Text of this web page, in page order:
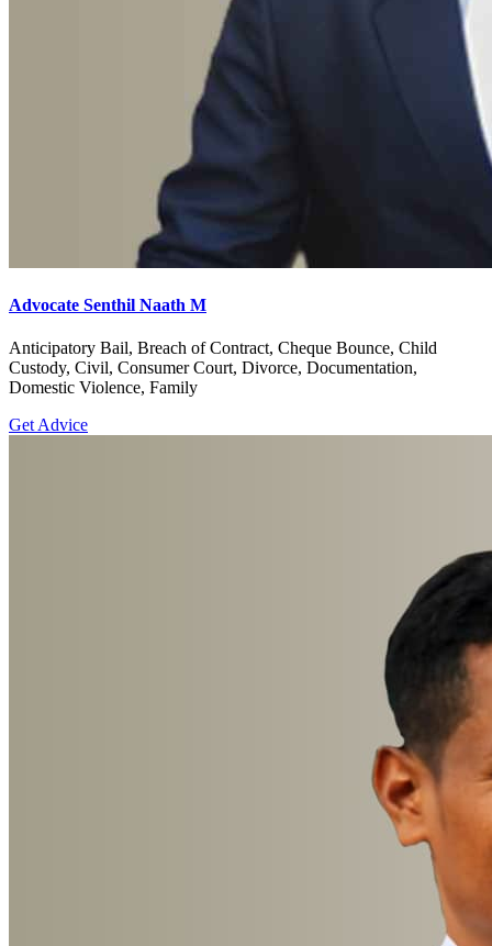
Advocate Senthil Naath M
Anticipatory Bail, Breach of Contract, Cheque Bounce, Child
Custody, Civil, Consumer Court, Divorce, Documentation,
Domestic Violence, Family
Get Advice